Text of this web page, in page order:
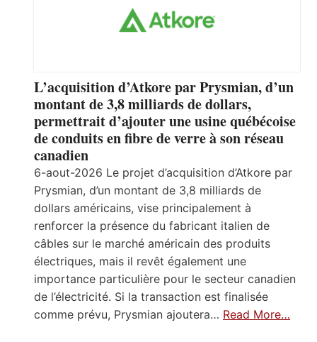
L’acquisition d’Atkore par Prysmian, d’un
montant de 3,8 milliards de dollars,
permettrait d’ajouter une usine québécoise
de conduits en fibre de verre à son réseau
canadien
6-aout-2026 Le projet d’acquisition d’Atkore par
Prysmian, d’un montant de 3,8 milliards de
dollars américains, vise principalement à
renforcer la présence du fabricant italien de
câbles sur le marché américain des produits
électriques, mais il revêt également une
importance particulière pour le secteur canadien
de l’électricité. Si la transaction est finalisée
comme prévu, Prysmian ajoutera… Read More…